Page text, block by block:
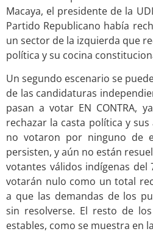
Macaya, el presidente de la
Partido Republicano había
un sector de la izquierda que
política y su cocina
Un segundo escenario se
de las candidaturas
pasan a votar EN CONTRA,
rechazar la casta política y
no votaron por ninguno de
persisten, y aún no están
votantes válidos indígenas del
votarán nulo como un total
a que las demandas de los
sin resolverse. El resto de
estables, como se muestra en